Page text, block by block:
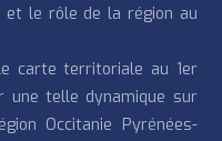
et le rôle de la région au
carte territoriale au 1er
une telle dynamique sur
Occitanie Pyrénées-